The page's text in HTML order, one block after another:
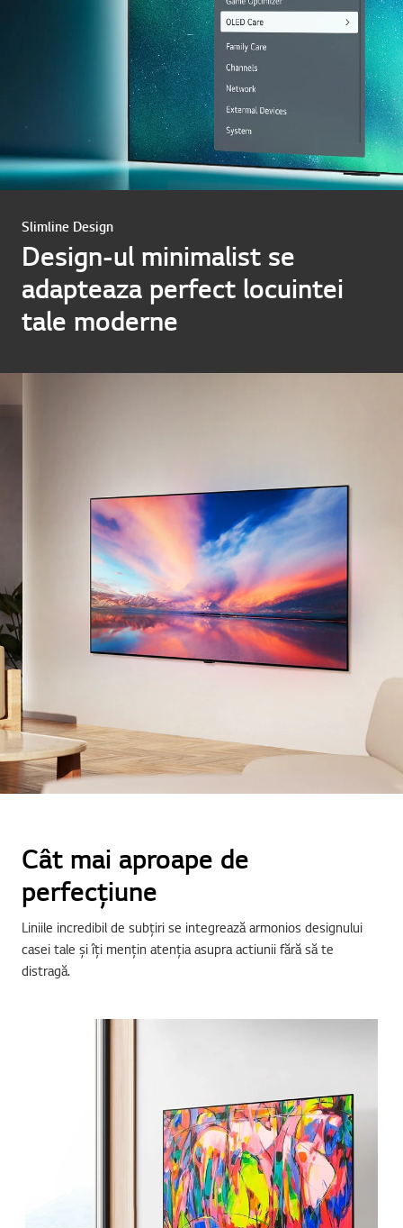
Slimline Design
Design-ul minimalist se
adapteaza perfect locuintei
tale moderne
Cât mai aproape de
perfecțiune
Liniile incredibil de subțiri se integrează armonios designului
casei tale și îți mențin atenția asupra actiunii fără să te
distragă.